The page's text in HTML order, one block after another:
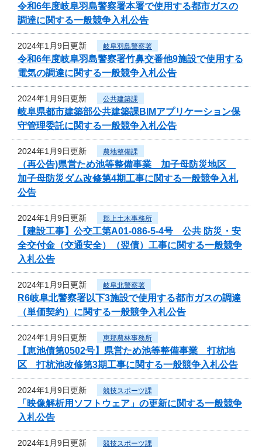
令和6年度岐阜羽島警察署本署で使用する都市ガスの
調達に関する一般競争入札公告
2024年1月9日更新 岐阜羽島警察署
令和6年度岐阜羽島警察署竹鼻交番他9施設で使用する
電気の調達に関する一般競争入札公告
2024年1月9日更新 公共建築課
岐阜県都市建築部公共建築課BIMアプリケーション保
守管理委託に関する一般競争入札公告
2024年1月9日更新 農地整備課
（再公告)県営ため池等整備事業 加子母防災地区
加子母防災ダム改修第4期工事に関する一般競争入札
公告
2024年1月9日更新 郡上土木事務所
【建設工事】公交工第A01-086-5-4号 公共 防災・安
全交付金（交通安全）（翌債）工事に関する一般競争
入札公告
2024年1月9日更新 岐阜北警察署
R6岐阜北警察署以下3施設で使用する都市ガスの調達
（単価契約）に関する一般競争入札公告
2024年1月9日更新 恵那農林事務所
【恵池債第0502号】県営ため池等整備事業 打杭地
区 打杭池改修第3期工事に関する一般競争入札公告
2024年1月9日更新 競技スポーツ課
「映像解析用ソフトウェア」の更新に関する一般競争
入札公告
2024年1月9日更新 競技スポーツ課